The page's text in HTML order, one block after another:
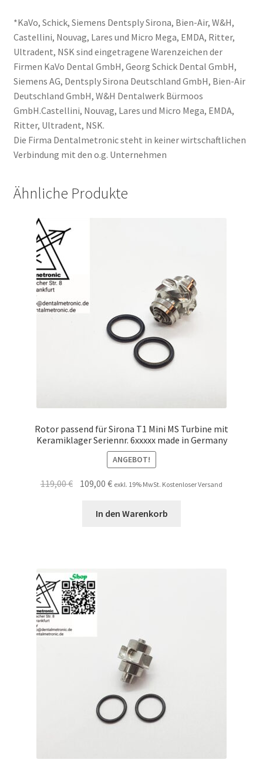
*KaVo, Schick, Siemens Dentsply Sirona, Bien-Air, W&H,
Castellini, Nouvag, Lares und Micro Mega, EMDA, Ritter,
Ultradent, NSK sind eingetragene Warenzeichen der
Firmen KaVo Dental GmbH, Georg Schick Dental GmbH,
Siemens AG, Dentsply Sirona Deutschland GmbH, Bien-Air
Deutschland GmbH, W&H Dentalwerk Bürmoos
GmbH.Castellini, Nouvag, Lares und Micro Mega, EMDA,
Ritter, Ultradent, NSK.
Die Firma Dentalmetronic steht in keiner wirtschaftlichen
Verbindung mit den o.g. Unternehmen
Ähnliche Produkte
Rotor passend für Sirona T1 Mini MS Turbine mit
Keramiklager Seriennr. 6xxxxx made in Germany
ANGEBOT!
119,00€ Ursprünglicher
109,00€Aktueller
ist:
exkl. 19% MwSt. Kostenloser Versand
In den Warenkorb